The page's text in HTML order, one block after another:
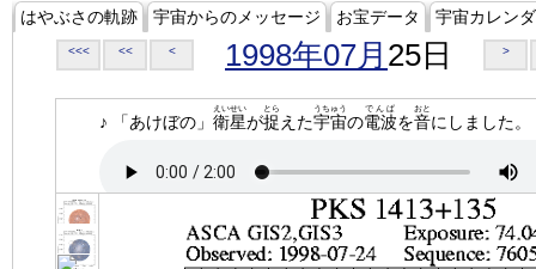
はやぶさの軌跡 宇宙からのメッセージ お宝データ 宇宙カレン
<<< << < 1998年07月 25日 >
♪ 「あけぼの」 衛星
えいせい
が捉
とら
えた宇宙
うちゅう
の電波
でんぱ
を音
おと
にしました。